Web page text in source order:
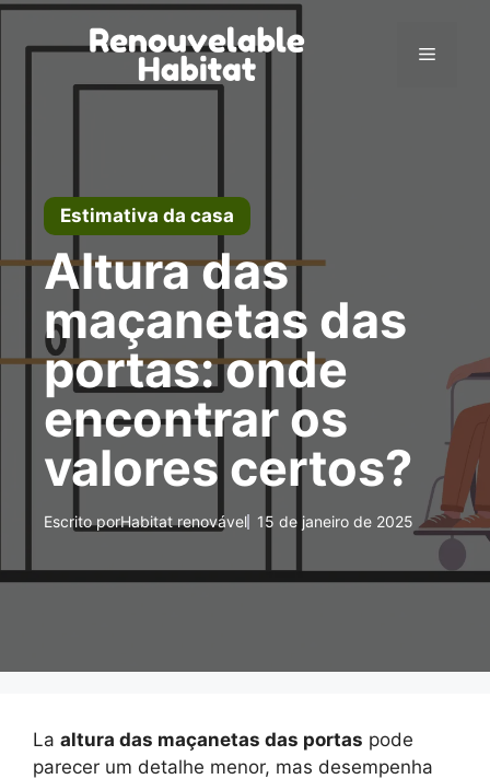
Pular
conteúdo
Menu
Estimativa da casa
Altura das
maçanetas das
portas: onde
encontrar os
valores certos?
Escrito porHabitat renovável 15 de janeiro de 2025
La altura das maçanetas das portas pode
parecer um detalhe menor, mas desempenha